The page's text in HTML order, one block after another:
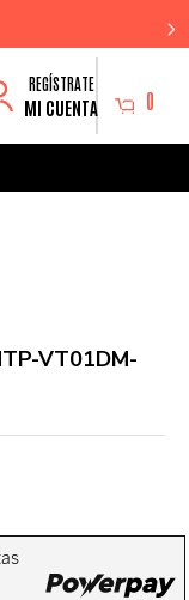
MI CUENTA 0
VT01DM-